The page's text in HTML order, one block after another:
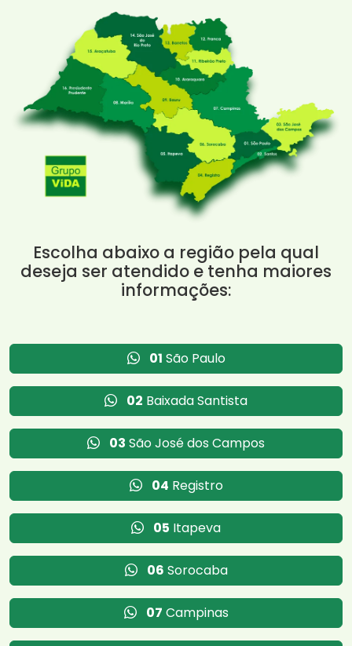
Escolha abaixo a região pela qual
deseja ser atendido e tenha maiores
informações:
01 São Paulo
02 Baixada Santista
03 São José dos Campos
04 Registro
05 Itapeva
06 Sorocaba
07 Campinas